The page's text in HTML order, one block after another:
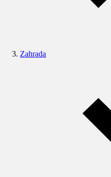
Zahrada